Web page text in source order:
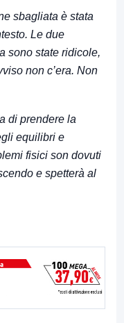
sbagliata è stata
Le due
sono state ridicole,
non c’era. Non
di prendere la
equilibri e
fisici son dovuti
e spetterà al